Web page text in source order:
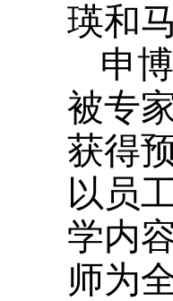
瑛和
申
被专
获得
以员
学内
师为